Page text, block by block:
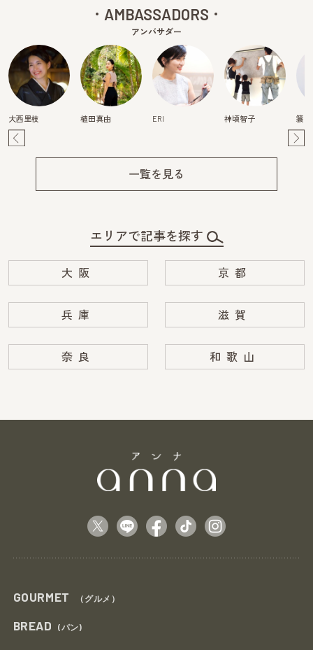
AMBASSADORS
アンバサダー
大西里枝 植田真由 ERI 神頃智子 簑島
一覧を見る
エリアで記事を探す
大阪 京都
兵庫 滋賀
奈良 和歌山
GOURMET （グルメ）
BREAD (パン)